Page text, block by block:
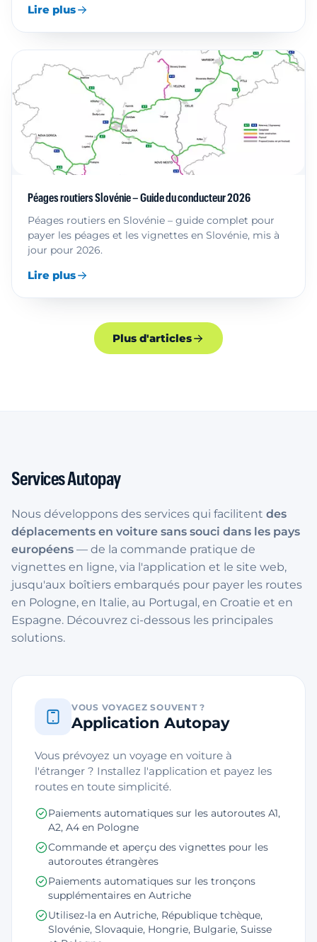
Lire plus
Péages routiers Slovénie – Guide du conducteur 2026
Péages routiers en Slovénie – guide complet pour
payer les péages et les vignettes en Slovénie, mis à
jour pour 2026.
Lire plus
Plus d'articles
Services Autopay
Nous développons des services qui facilitent des
déplacements en voiture sans souci dans les pays
européens — de la commande pratique de
vignettes en ligne, via l'application et le site web,
jusqu'aux boîtiers embarqués pour payer les routes
en Pologne, en Italie, au Portugal, en Croatie et en
Espagne. Découvrez ci-dessous les principales
solutions.
VOUS VOYAGEZ SOUVENT ?
Application Autopay
Vous prévoyez un voyage en voiture à
l'étranger ? Installez l'application et payez les
routes en toute simplicité.
Paiements automatiques sur les autoroutes A1,
A2, A4 en Pologne
Commande et aperçu des vignettes pour les
autoroutes étrangères
Paiements automatiques sur les tronçons
supplémentaires en Autriche
Utilisez-la en Autriche, République tchèque,
Slovénie, Slovaquie, Hongrie, Bulgarie, Suisse